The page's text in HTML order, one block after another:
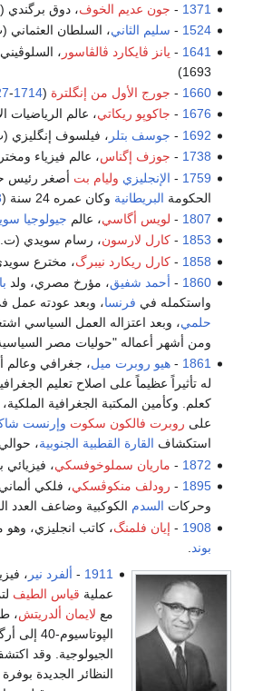
1371
- جون عديم الخوف، دوق برگندي (ت.
1524
- سليم الثاني، السلطان العثماني (ت.
1641
- يانز ڤايكارد ڤالڤاسور ،
1693)
1660
- جورج الأول من إنگلترة (
1714
-
1676
- جاكوپو ريكاتي، عالم الرياضيات
1692
- جوسف بتلر ، فيلسوف إنگليزي (ت.
1738
- جوزف إگناس، عالم فيزياء
1759
- الإنجليزي وليام بت أصغر رئيس
الحكومة البريطانية وكان عمره 24 سنة (
1807
- لويس أگاسي، عالم جيولوجيا
1853
-كارل لارسون، رسام سويدي (ت.
1858
-كارل ريكارد نيبرگ، مخترع سويدي
1860
- أحمد شفيق، مؤرخ مصري، ولد
واستكمله في فرنسا، وبعد عودته عمل
حلمي، وبعد اعتزاله العمل السياسي
ومن أشهر أعماله "حوليات مصر
1861
-هيو روبرت ميل، جغرافي وعالم
له تأثيراً عظيماً على اصلاح تعليم
كعلم. وكأمين المكتبة الجغرافية
على روبرت فالكون سكوت وإرنست
استكشاف القارة القطبية الجنوبية، حوالي 1901. (ت.
1872
- ماريان سملوخوفسكي، فيزيائي
1895
- رودلف منكوڤسكي، فلكي
وحركات السدم الكوكبية وضاعف العدد
1908
- إيان فلمنگ، كاتب انجليزي،
بوند
1911
- ألفرد نير ،
عملية قياس الطيف
مع لايمان ألدريتش،
النظائر الجديدة